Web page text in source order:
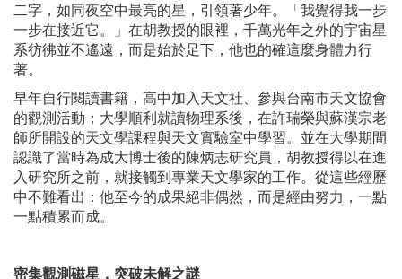
二字，如同夜空中最亮的星，引領著少年。「我覺得我一步
一步在接近它。」在胡教授的眼裡，千萬光年之外的宇宙星
系彷彿並不遙遠，而是始於足下，他也的確這麼身體力行
著。
早年自行閱讀書籍，高中加入天文社、參與台南市天文協會
的觀測活動；大學順利就讀物理系後，在許瑞榮與蘇漢宗老
師所開設的天文學課程與天文實驗室中學習。並在大學期間
認識了當時為成大博士後的陳炳志研究員，胡教授得以在進
入研究所之前，就接觸到專業天文學家的工作。從這些經歷
中不難看出：他至今的成果絕非偶然，而是經由努力，一點
一點積累而成。
密集觀測磁星，突破未解之謎